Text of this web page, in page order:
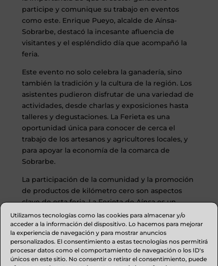
Utilizamos tecnologías como las cookies para almacenar y/o
acceder a la información del dispositivo. Lo hacemos para mejorar
la experiencia de navegación y para mostrar anuncios
personalizados. El consentimiento a estas tecnologías nos permitirá
procesar datos como el comportamiento de navegación o los ID's
únicos en este sitio. No consentir o retirar el consentimiento, puede
participe y comunique su trabajo en eventos
como este. Enrique Pueyo, alcalde de Aínsa-
Sobrarbe, destacó la incesante afluencia de
visitantes y el espléndido día que acompañó la
feria.
Este evento no solo celebra la ganadería, sino
también la tradición y la cultura de la región. Los
asistentes pudieron disfrutar de una variedad de
actividades, desde charlas y exposiciones hasta
talleres y degustaciones. La Ferieta es una
oportunidad única para conocer de cerca el
trabajo de los artesanos y agricultores locales, y
para apoyar la economía de la comarca de
Sobrarbe.
La participación de la comunidad y la promoción
de productos de kilómetro cero son aspectos
clave de esta feria. La Ferieta de Aínsa es un
ejemplo de cómo la tradición y la modernidad
pueden coexistir, promoviendo la sostenibilidad
y el desarrollo local. No te pierdas la próxima
edición de este evento que une a la comunidad y
celebra lo mejor de la región.